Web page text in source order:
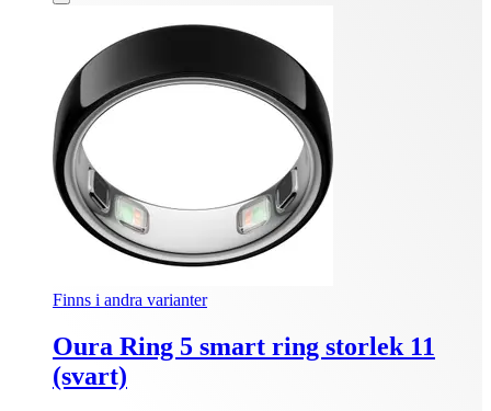
Finns i andra varianter
Oura Ring 5 smart ring storlek 11
(svart)